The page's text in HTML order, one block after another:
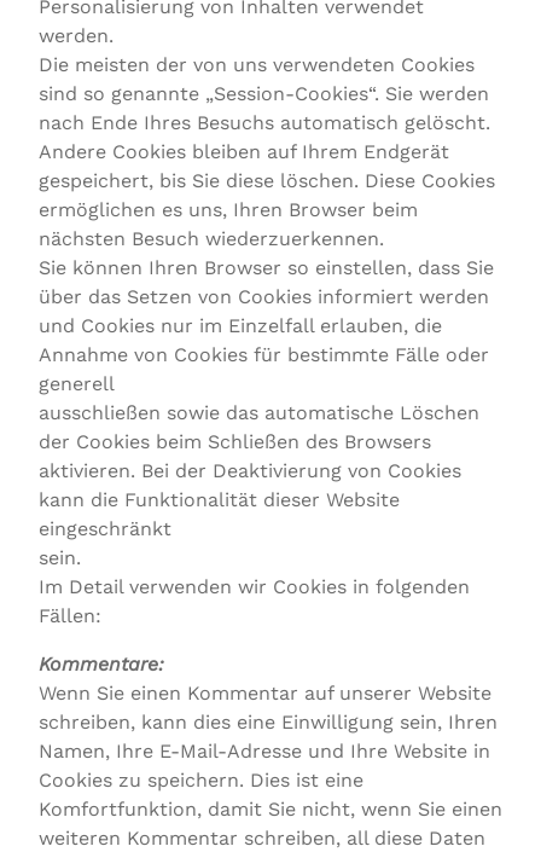
Personalisierung von Inhalten verwendet
werden.
Die meisten der von uns verwendeten Cookies
sind so genannte „Session-Cookies“. Sie werden
nach Ende Ihres Besuchs automatisch gelöscht.
Andere Cookies bleiben auf Ihrem Endgerät
gespeichert, bis Sie diese löschen. Diese Cookies
ermöglichen es uns, Ihren Browser beim
nächsten Besuch wiederzuerkennen.
Sie können Ihren Browser so einstellen, dass Sie
über das Setzen von Cookies informiert werden
und Cookies nur im Einzelfall erlauben, die
Annahme von Cookies für bestimmte Fälle oder
generell
ausschließen sowie das automatische Löschen
der Cookies beim Schließen des Browsers
aktivieren. Bei der Deaktivierung von Cookies
kann die Funktionalität dieser Website
eingeschränkt
sein.
Im Detail verwenden wir Cookies in folgenden
Fällen:
Kommentare:
Wenn Sie einen Kommentar auf unserer Website
schreiben, kann dies eine Einwilligung sein, Ihren
Namen, Ihre E-Mail-Adresse und Ihre Website in
Cookies zu speichern. Dies ist eine
Komfortfunktion, damit Sie nicht, wenn Sie einen
weiteren Kommentar schreiben, all diese Daten